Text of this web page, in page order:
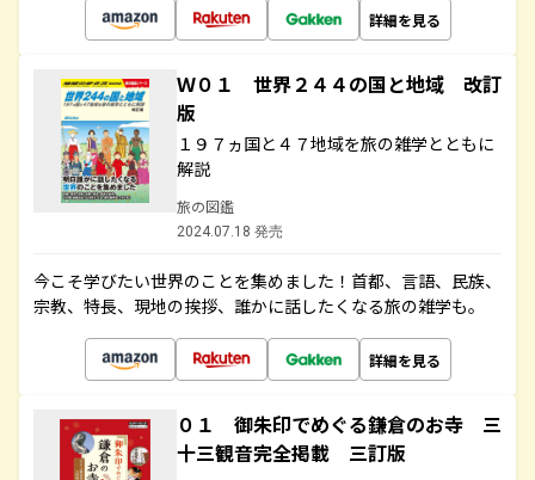
詳細を見る
Ｗ０１ 世界２４４の国と地域 改訂
版
１９７ヵ国と４７地域を旅の雑学とともに
解説
旅の図鑑
2024.07.18 発売
今こそ学びたい世界のことを集めました！首都、言語、民族、
宗教、特長、現地の挨拶、誰かに話したくなる旅の雑学も。
詳細を見る
０１ 御朱印でめぐる鎌倉のお寺 三
十三観音完全掲載 三訂版